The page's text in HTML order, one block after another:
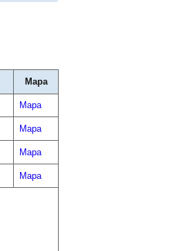
Mapa
Mapa
Mapa
Mapa
Mapa